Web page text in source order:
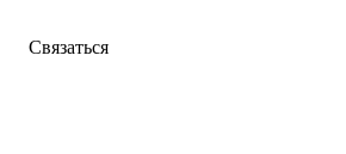
Связаться